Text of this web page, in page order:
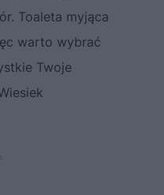
Toaleta myjąca
warto wybrać
Twoje